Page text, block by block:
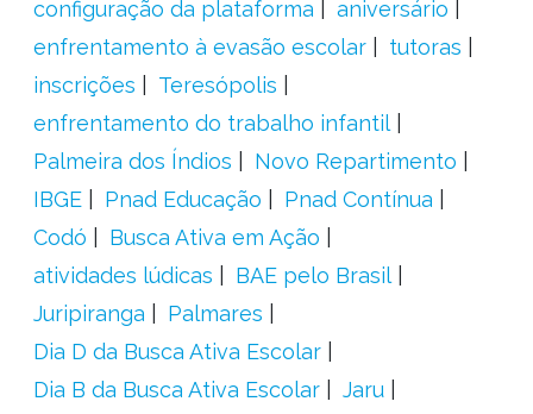
configuração da plataforma
aniversário
enfrentamento à evasão escolar
tutoras
inscrições
Teresópolis
enfrentamento do trabalho infantil
Palmeira dos Índios
Novo Repartimento
IBGE
Pnad Educação
Pnad Contínua
Codó
Busca Ativa em Ação
atividades lúdicas
BAE pelo Brasil
Juripiranga
Palmares
Dia D da Busca Ativa Escolar
Dia B da Busca Ativa Escolar
Jaru